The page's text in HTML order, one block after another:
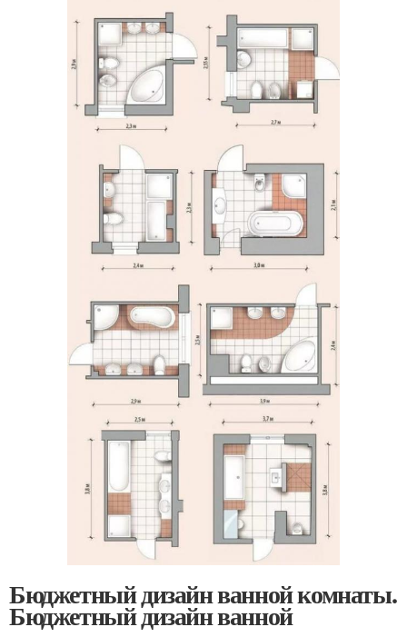
Бюджетный дизайн ванной комнаты.
Бюджетный дизайн ванной